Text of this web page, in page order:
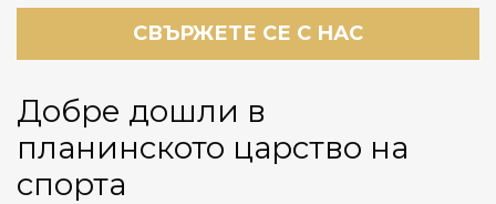
СВЪРЖЕТЕ СЕ С НАС
Добре дошли в
планинското царство на
спорта